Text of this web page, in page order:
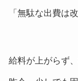
「無駄な出費は
給料が上がらず